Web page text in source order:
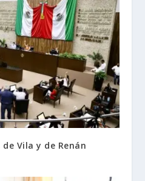
Vila y de Renán